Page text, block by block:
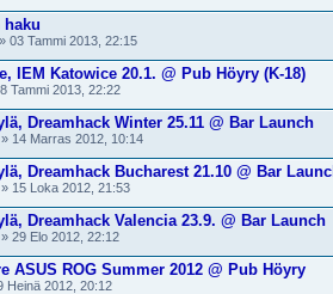
haku
» 03 Tammi 2013, 22:15
IEM Katowice 20.1. @ Pub Höyry (K-18)
Tammi 2013, 22:22
Dreamhack Winter 25.11 @ Bar Launch
» 14 Marras 2012, 10:14
Dreamhack Bucharest 21.10 @ Bar
» 15 Loka 2012, 21:53
Dreamhack Valencia 23.9. @ Bar Launch
» 29 Elo 2012, 22:12
ASUS ROG Summer 2012 @ Pub Höyry
Heinä 2012, 20:12